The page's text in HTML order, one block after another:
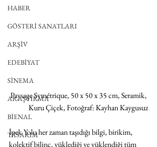
HABER
GÖSTERİ SANATLARI
ARŞİV
EDEBİYAT
SİNEMA
ARAŞTIRMA
BİENAL
TASARIM
Paysage Symétrique, 50 x 50 x 35 cm, Seramik,
Kuru Çiçek, Fotoğraf: Kayhan Kaygusuz
İpek Yolu her zaman taşıdığı bilgi, birikim,
kolektif bilinç, yüklediği ve yüklendiği tüm